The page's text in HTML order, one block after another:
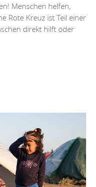
Menschen helfen,
Rote Kreuz ist Teil einer
direkt hilft oder